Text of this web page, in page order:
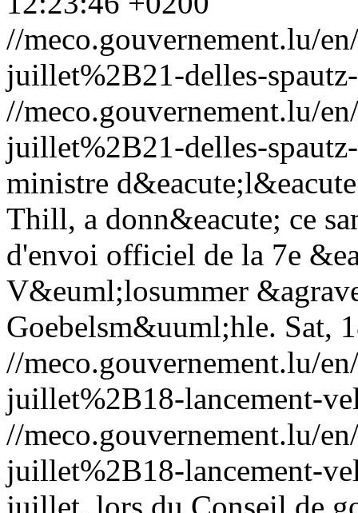
//meco.gouvernement.lu/
juillet%2B21-delles-
//meco.gouvernement.lu/
juillet%2B21-delles-
ministre
Thill, a donn&eacute; ce
d'envoi officiel de la 7e
V&euml;losummer
Goebelsm&uuml;hle. Sat,
//meco.gouvernement.lu/
juillet%2B18-lancement-
//meco.gouvernement.lu/
juillet%2B18-lancement-